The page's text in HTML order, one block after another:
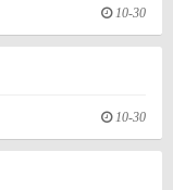
10-30
10-30